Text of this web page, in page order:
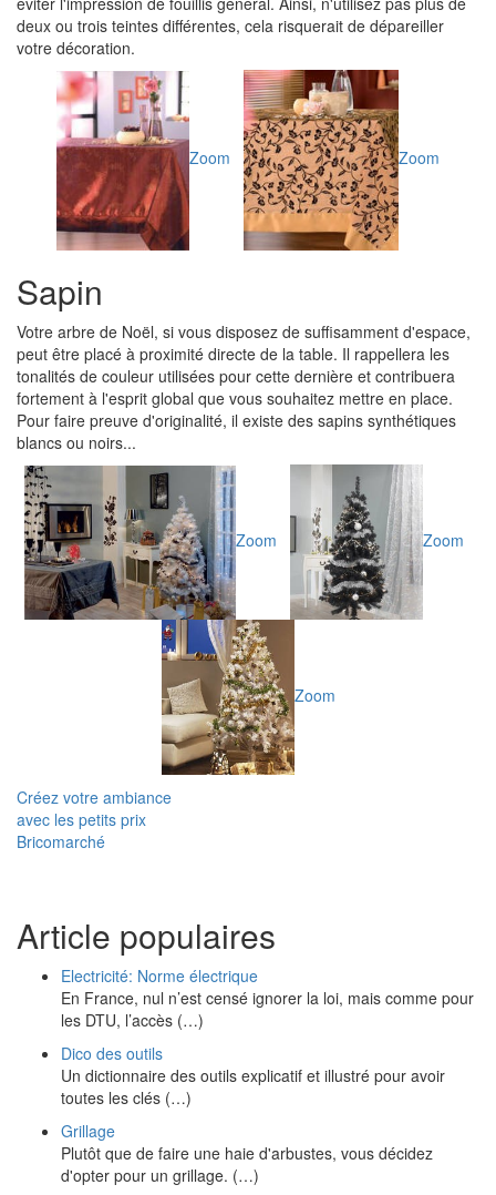
deux ou trois teintes différentes, cela risquerait de dépareiller
votre décoration.
Zoom Zoom
Sapin
Votre arbre de Noël, si vous disposez de suffisamment d'espace,
peut être placé à proximité directe de la table. Il rappellera les
tonalités de couleur utilisées pour cette dernière et contribuera
fortement à l'esprit global que vous souhaitez mettre en place.
Pour faire preuve d'originalité, il existe des sapins synthétiques
blancs ou noirs...
Zoom Zoom
Zoom
Créez votre ambiance
avec les petits prix
Bricomarché
Article populaires
Electricité: Norme électrique
En France, nul n’est censé ignorer la loi, mais comme pour
les DTU, l’accès (…)
Dico des outils
Un dictionnaire des outils explicatif et illustré pour avoir
toutes les clés (…)
Grillage
Plutôt que de faire une haie d'arbustes, vous décidez
d'opter pour un grillage. (…)